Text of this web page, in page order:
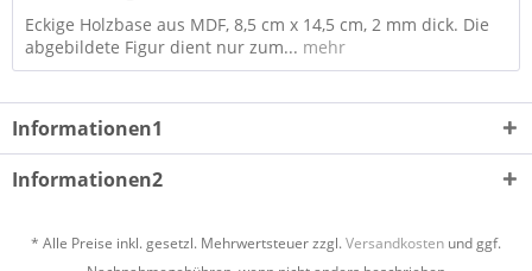
Eckige Holzbase aus MDF, 8,5 cm x 14,5 cm, 2 mm dick. Die
abgebildete Figur dient nur zum... mehr
Informationen1
Informationen2
* Alle Preise inkl. gesetzl. Mehrwertsteuer zzgl.Versandkosten und ggf.